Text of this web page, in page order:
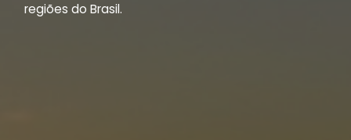
regiões do Brasil.